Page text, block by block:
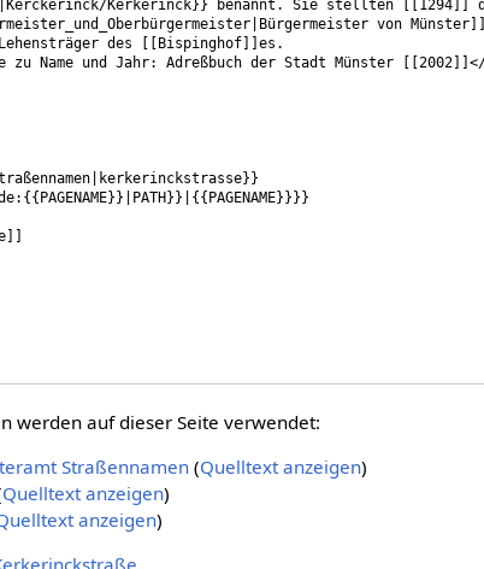
werden auf dieser Seite verwendet:
Straßennamen(Quelltext anzeigen)
Quelltext anzeigen)
anzeigen)